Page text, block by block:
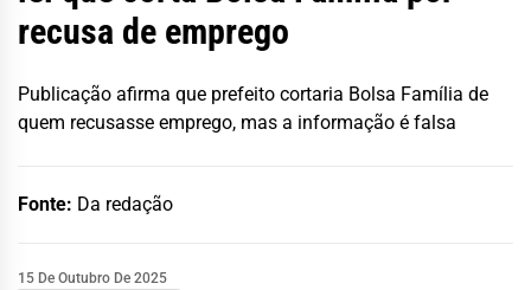
recusa de emprego
Publicação afirma que prefeito cortaria Bolsa Família de
quem recusasse emprego, mas a informação é falsa
Fonte: Da redação
15 De Outubro De 2025